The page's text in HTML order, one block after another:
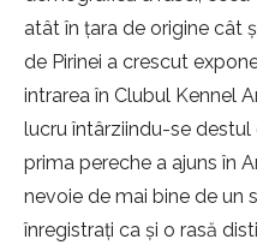
atât în țara de origine cât
de Pirinei a crescut
intrarea în Clubul Kennel
lucru întârziindu-se
prima pereche a ajuns în
nevoie de mai bine de un
înregistrați ca și o rasă